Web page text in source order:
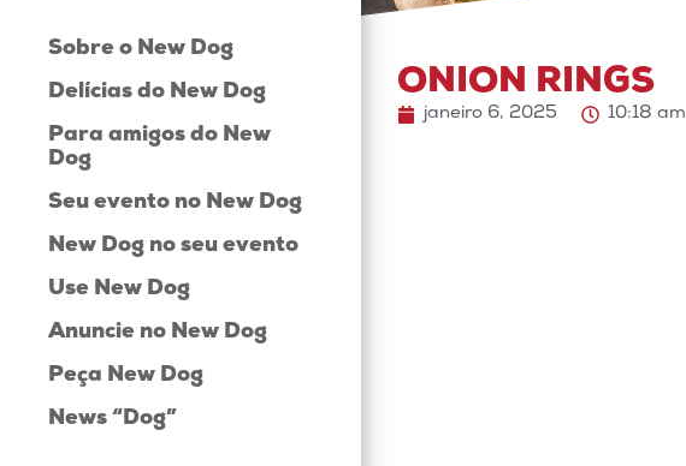
Sobre o New Dog
Delícias do New Dog
Para amigos do New
Dog
Seu evento no New Dog
New Dog no seu evento
Use New Dog
Anuncie no New Dog
Peça New Dog
News “Dog”
ONION RINGS
janeiro 6, 2025 10:18 am